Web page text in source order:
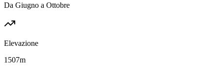
Da Giugno a Ottobre
Elevazione
1507m